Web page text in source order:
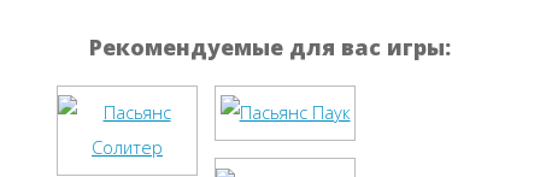
Рекомендуемые для вас игры: